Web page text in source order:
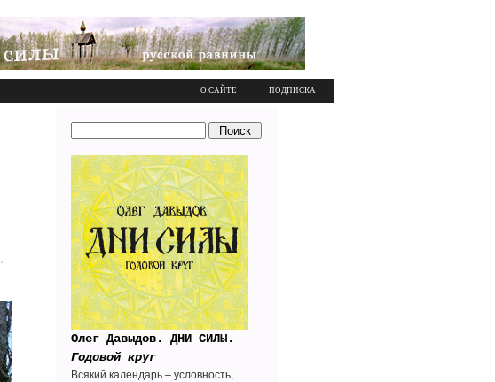
О САЙТЕ ПОДПИСКА
Олег Давыдов. ДНИ СИЛЫ.
Годовой круг
Всякий календарь – условность,